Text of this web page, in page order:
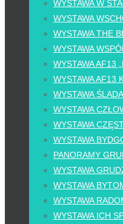
WYSTAWA W
WYSTAWA
WYSTAWA THE
WYSTAWA
WYSTAWA AF13
WYSTAWA AF13
WYSTAWA
WYSTAWA
WYSTAWA
WYSTAWA
PANORAMY
WYSTAWA
WYSTAWA
WYSTAWA
WYSTAWA ICH